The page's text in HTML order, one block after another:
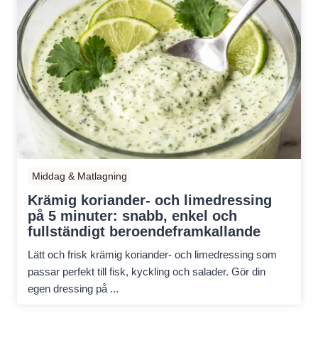
Middag & Matlagning
Krämig koriander- och limedressing
på 5 minuter: snabb, enkel och
fullständigt beroendeframkallande
Lätt och frisk krämig koriander- och limedressing som
passar perfekt till fisk, kyckling och salader. Gör din
egen dressing på ...